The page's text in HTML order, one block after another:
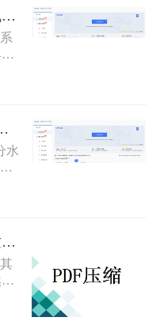
pdf文件怎么压缩大小？不用乱试！这几个实测有用！
高效实用技巧轻松搞定！
水
pdf如何缩小文件大小？学会这4个方法就够了！